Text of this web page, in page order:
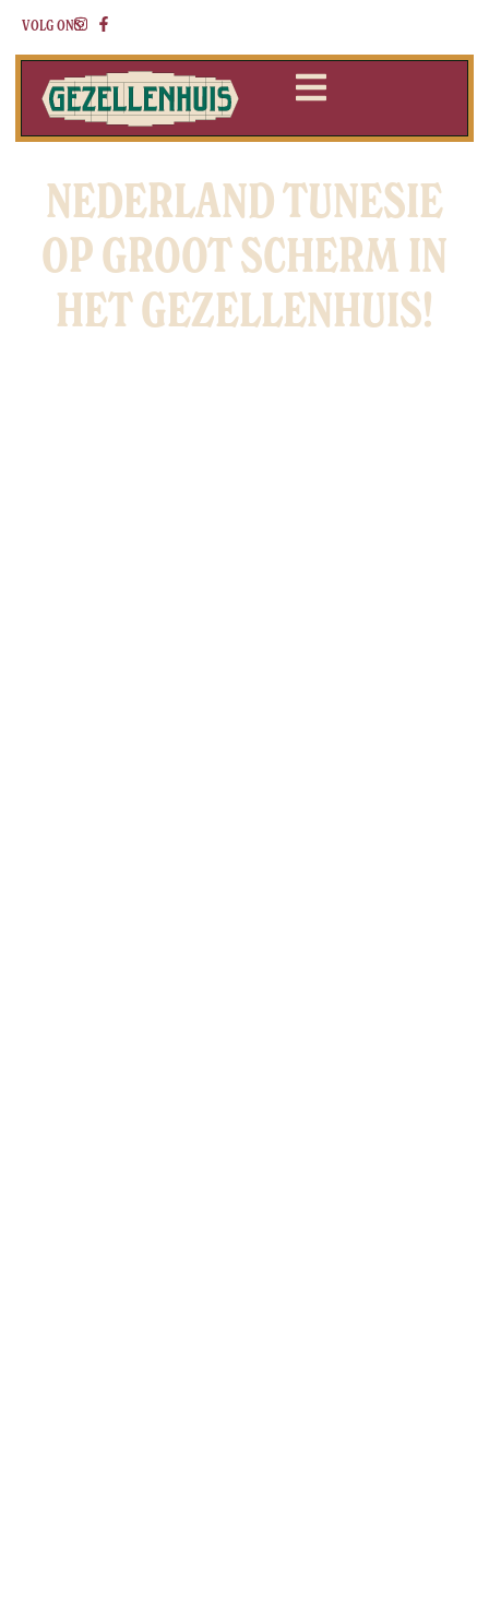
VOLG ONS:
NEDERLAND TUNESIE
OP GROOT SCHERM IN
HET GEZELLENHUIS!